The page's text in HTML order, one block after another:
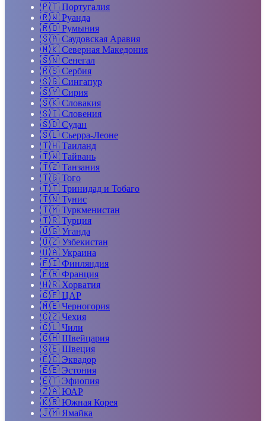
🇵🇹 Португалия
🇷🇼 Руанда
🇷🇴 Румыния
🇸🇦 Саудовская Аравия
🇲🇰 Северная Македония
🇸🇳 Сенегал
🇷🇸 Сербия
🇸🇬 Сингапур
🇸🇾 Сирия
🇸🇰 Словакия
🇸🇮 Словения
🇸🇩 Судан
🇸🇱 Сьерра-Леоне
🇹🇭 Таиланд
🇹🇼 Тайвань
🇹🇿 Танзания
🇹🇬 Того
🇹🇹 Тринидад и Тобаго
🇹🇳 Тунис
🇹🇲 Туркменистан
🇹🇷 Турция
🇺🇬 Уганда
🇺🇿 Узбекистан
🇺🇦 Украина
🇫🇮 Финляндия
🇫🇷 Франция
🇭🇷 Хорватия
🇨🇫 ЦАР
🇲🇪 Черногория
🇨🇿 Чехия
🇨🇱 Чили
🇨🇭 Швейцария
🇸🇪 Швеция
🇪🇨 Эквадор
🇪🇪 Эстония
🇪🇹 Эфиопия
🇿🇦 ЮАР
🇰🇷 Южная Корея
🇯🇲 Ямайка